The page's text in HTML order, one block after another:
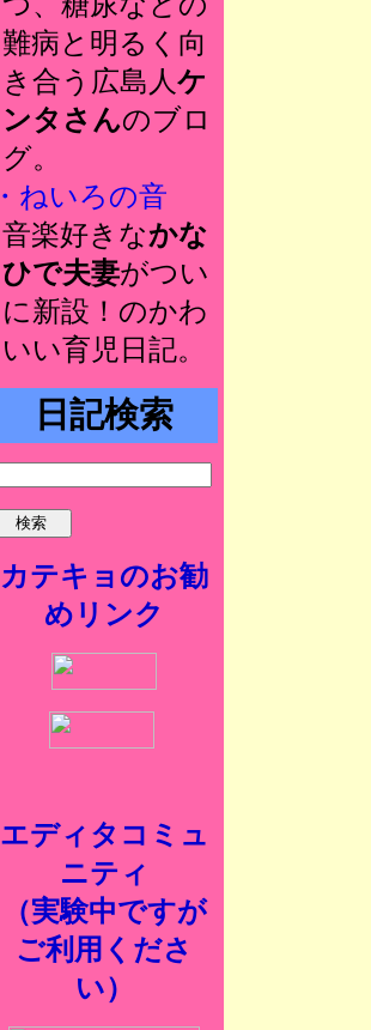
難病と明るく向
き合う広島人ケ
ンタさんのブロ
グ。
・ねいろの音
音楽好きなかな
ひで夫妻がつい
に新設！のかわ
いい育児日記。
日記検索
カテキョのお勧
めリンク
エディタコミュ
ニティ
（実験中ですが
ご利用くださ
い）